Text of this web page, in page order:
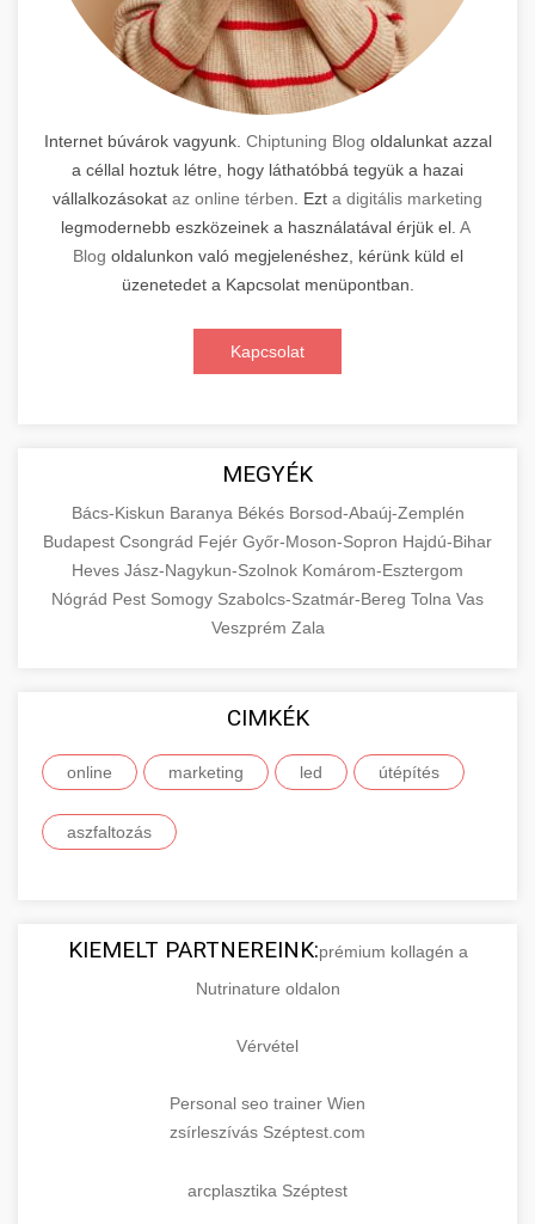
Internet búvárok vagyunk. Chiptuning Blog oldalunkat azzal
a céllal hoztuk létre, hogy láthatóbbá tegyük a hazai
vállalkozásokat az online térben . Ezt a digitális marketing
legmodernebb eszközeinek a használatával érjük el. A
Blog oldalunkon való megjelenéshez, kérünk küld el
üzenetedet a Kapcsolat menüpontban.
Kapcsolat
MEGYÉK
Bács-Kiskun Baranya Békés Borsod-Abaúj-Zemplén
Budapest Csongrád Fejér Győr-Moson-Sopron Hajdú-Bihar
Heves Jász-Nagykun-Szolnok Komárom-Esztergom
Nógrád Pest Somogy Szabolcs-Szatmár-Bereg Tolna Vas
Veszprém Zala
CIMKÉK
online marketing led útépítés
aszfaltozás
KIEMELT PARTNEREINK:prémium kollagén a
Nutrinature oldalon
Vérvétel
Personal seo trainer Wien
zsírleszívás Széptest.com
arcplasztika Széptest